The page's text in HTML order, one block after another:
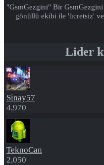
"GsmGezgini" Bir
gönüllü ekibi ile 'ücretsiz' ve
Lider
Sinay57
4,970
TeknoCan
2,050